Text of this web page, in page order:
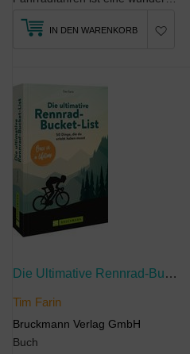
IN DEN WARENKORB
Die Ultimative Rennrad-Bucket-List
Tim Farin
Bruckmann Verlag GmbH
Buch